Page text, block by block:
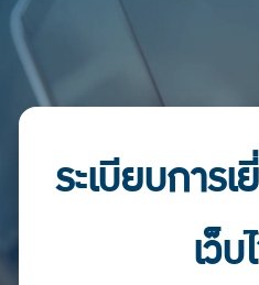
ระเบียบการ
เว็